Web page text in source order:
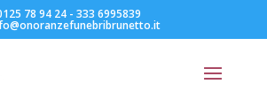
78 94 24 - 333 6995839